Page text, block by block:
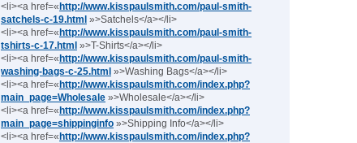
<li><a href=« http://www.kisspaulsmith.com/paul-smith-
satchels-c-19.html »>Satchels</a></li>
<li><a href=« http://www.kisspaulsmith.com/paul-smith-
tshirts-c-17.html »>T-Shirts</a></li>
<li><a href=« http://www.kisspaulsmith.com/paul-smith-
washing-bags-c-25.html »>Washing Bags</a></li>
<li><a href=« http://www.kisspaulsmith.com/index.php?
main_page=Wholesale »>Wholesale</a></li>
<li><a href=« http://www.kisspaulsmith.com/index.php?
main_page=shippinginfo »>Shipping Info</a></li>
<li><a href=« http://www.kisspaulsmith.com/index.php?